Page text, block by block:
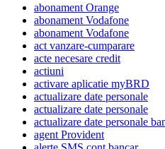
abonament Orange
abonament Vodafone
abonament Vodafone
act vanzare-cumparare
acte necesare credit
actiuni
activare aplicatie myBRD
actualizare date personale
actualizare date personale
actualizare date personale
agent Provident